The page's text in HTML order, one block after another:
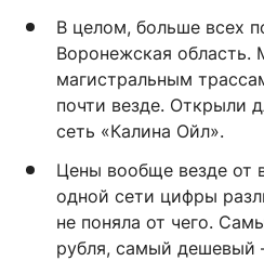
В целом, больше всех
Воронежская область.
магистральным
почти везде. Открыли
сеть «Калина Ойл».
Цены вообще везде от
одной сети цифры
не поняла от чего.
рубля, самый дешевый